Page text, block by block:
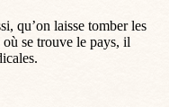
qu’on laisse tomber les
se trouve le pays, il